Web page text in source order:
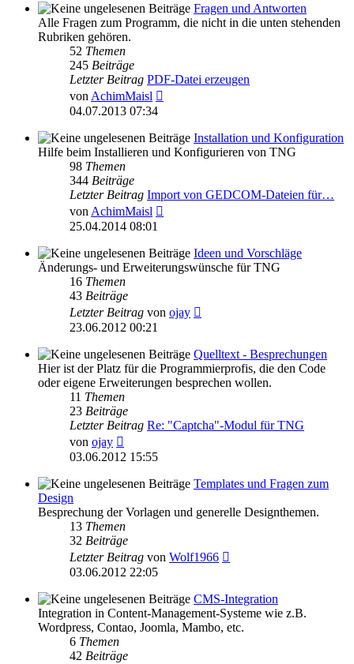
Fragen und Antworten
Alle Fragen zum Programm, die nicht in die unten stehenden
Rubriken gehören.
52 Themen
245 Beiträge
Letzter Beitrag PDF-Datei erzeugen
von AchimMaisl
04.07.2013 07:34
Installation und Konfiguration
Hilfe beim Installieren und Konfigurieren von TNG
98 Themen
344 Beiträge
Letzter Beitrag Import von GEDCOM-Dateien für…
von AchimMaisl
25.04.2014 08:01
Ideen und Vorschläge
Änderungs- und Erweiterungswünsche für TNG
16 Themen
43 Beiträge
Letzter Beitrag von ojay
23.06.2012 00:21
Quelltext - Besprechungen
Hier ist der Platz für die Programmierprofis, die den Code
oder eigene Erweiterungen besprechen wollen.
11 Themen
23 Beiträge
Letzter Beitrag Re: "Captcha"-Modul für TNG
von ojay
Beitrag
03.06.2012 15:55
Templates und Fragen zum
Design
Besprechung der Vorlagen und generelle Designthemen.
13 Themen
32 Beiträge
Letzter Beitrag von Wolf1966
03.06.2012 22:05
CMS-Integration
Integration in Content-Management-Systeme wie z.B.
Wordpress, Contao, Joomla, Mambo, etc.
6 Themen
42 Beiträge